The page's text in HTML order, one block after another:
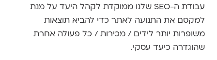
עבודת ה-SEO שלנו ממוקדת לקהל היעד על מנת
למקסם את התנועה לאתר כדי להביא תוצאות
משופרות יותר לידים / מכירות / כל פעולה אחרת
שהוגדרה כיעד עסקי.